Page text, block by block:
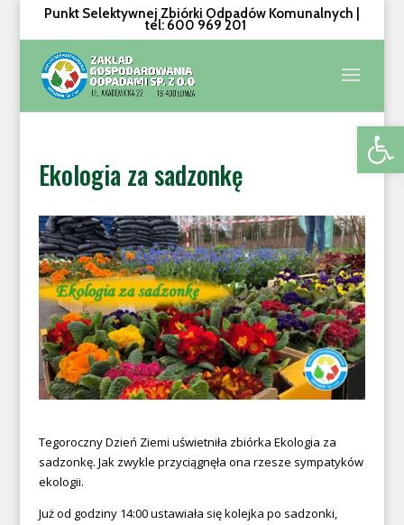
Punkt Selektywnej Zbiórki Odpadów Komunalnych |
tel: 600 969 201
Ekologia za sadzonkę
Tegoroczny Dzień Ziemi uświetniła zbiórka Ekologia za
sadzonkę. Jak zwykle przyciągnęła ona rzesze sympatyków
ekologii.
Już od godziny 14:00 ustawiała się kolejka po sadzonki,